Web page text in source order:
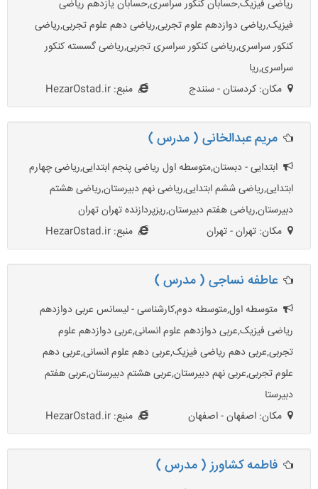
ریاضی فیزیک,حسابان کنکور سراسری,حسابان یازدهم ریاضی
فیزیک,ریاضی دوازدهم علوم تجربی,ریاضی دهم علوم تجربی,ریاضی
کنکور سراسری,ریاضی کنکور سراسری تجربی,ریاضی گسسته کنکور
سراسری,ریا
مکان: کردستان - سنندج
منبع: HezarOstad.ir
مریم عبدالخانی ( مدرس )
ابتدایی - دبستان,متوسطه اول ریاضی پنجم ابتدایی,ریاضی چهارم
ابتدایی,ریاضی ششم ابتدایی,ریاضی نهم دبیرستان,ریاضی هشتم
دبیرستان,ریاضی هفتم دبیرستان,ریزپردازنده تهران تهران
مکان: تهران - تهران
منبع: HezarOstad.ir
عاطفه نساجی ( مدرس )
متوسطه اول,متوسطه دوم,کارشناسی - لیسانس عربی دوازدهم
ریاضی فیزیک,عربی دوازدهم علوم انسانی,عربی دوازدهم علوم
تجربی,عربی دهم ریاضی فیزیک,عربی دهم علوم انسانی,عربی دهم
علوم تجربی,عربی نهم دبیرستان,عربی هشتم دبیرستان,عربی هفتم
دبیرستا
مکان: اصفهان - اصفهان
منبع: HezarOstad.ir
فاطمه کشاورز ( مدرس )